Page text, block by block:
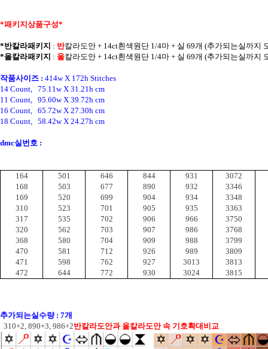
*패키지상품구성*
*반칼라패키지 : 반칼라도안 + 14ct흰색원단 1/4마 + 실 69개 (추가되는실까지
*올칼라패키지 : 올칼라도안 + 14ct흰색원단 1/4마 + 실 69개 (추가되는실까지
작품사이즈 : 414w X 172h Stitches
14 Count,   75.11w X 31.21h cm
11 Count,   95.60w X 39.72h cm
16 Count,   65.72w X 27.30h cm
18 Count,   58.42w X 24.27h cm
dmc실번호 :
164 501 646 844 931
3072
168
503 677 890 932
3346
169
520 699 904 934
3348
310
523 701 905 935
3363
317
535 702 906 966
3750
320
562 703 907 986
3768
368
580 704 909 988
3799
470
581 712 926 989
3809
471
598 762 927 3013
3813
472
644 772 930 3024 3815
추가되는실수량 : 7개
310+2, 890+3, 986+2반칼라도안과 올칼라도안 속 기호확대비교